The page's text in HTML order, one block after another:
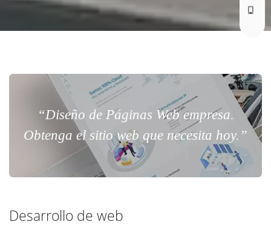
“Diseño de Páginas Web empresa.
Obtenga el sitio web que necesita hoy.”
Desarrollo de web